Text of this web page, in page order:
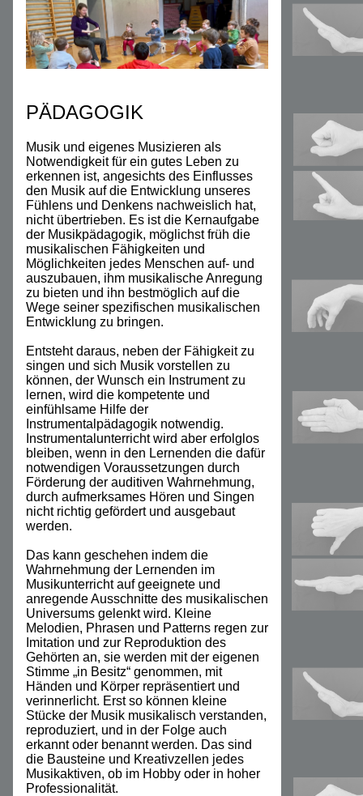
PÄDAGOGIK
Musik und eigenes Musizieren als
Notwendigkeit für ein gutes Leben zu
erkennen ist, angesichts des Einflusses
den Musik auf die Entwicklung unseres
Fühlens und Denkens nachweislich hat,
nicht übertrieben. Es ist die Kernaufgabe
der Musikpädagogik, möglichst früh die
musikalischen Fähigkeiten und
Möglichkeiten jedes Menschen auf- und
auszubauen, ihm musikalische Anregung
zu bieten und ihn bestmöglich auf die
Wege seiner spezifischen musikalischen
Entwicklung zu bringen.
Entsteht daraus, neben der Fähigkeit zu
singen und sich Musik vorstellen zu
können, der Wunsch ein Instrument zu
lernen, wird die kompetente und
einfühlsame Hilfe der
Instrumentalpädagogik notwendig.
Instrumentalunterricht wird aber erfolglos
bleiben, wenn in den Lernenden die dafür
notwendigen Voraussetzungen durch
Förderung der auditiven Wahrnehmung,
durch aufmerksames Hören und Singen
nicht richtig gefördert und ausgebaut
werden.
Das kann geschehen indem die
Wahrnehmung der Lernenden im
Musikunterricht auf geeignete und
anregende Ausschnitte des musikalischen
Universums gelenkt wird. Kleine
Melodien, Phrasen und Patterns regen zur
Imitation und zur Reproduktion des
Gehörten an, sie werden mit der eigenen
Stimme „in Besitz“ genommen, mit
Händen und Körper repräsentiert und
verinnerlicht. Erst so können kleine
Stücke der Musik musikalisch verstanden,
reproduziert, und in der Folge auch
erkannt oder benannt werden. Das sind
die Bausteine und Kreativzellen jedes
Musikaktiven, ob im Hobby oder in hoher
Professionalität.